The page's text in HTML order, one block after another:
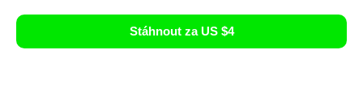
Stáhnout za US $4